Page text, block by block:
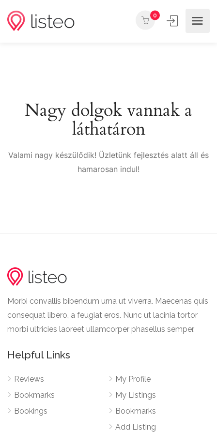
0
Nagy dolgok vannak a
láthatáron
Valami nagy készülődik! Üzletünk fejlesztés alatt áll és
hamarosan indul!
Morbi convallis bibendum urna ut viverra. Maecenas quis
consequat libero, a feugiat eros. Nunc ut lacinia tortor
morbi ultricies laoreet ullamcorper phasellus semper.
Helpful Links
Reviews
Bookmarks
Bookings
My Profile
My Listings
Bookmarks
Add Listing